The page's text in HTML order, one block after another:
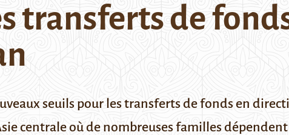
transferts de
seuils pour les transferts de fonds en
centrale où de nombreuses familles dépendent